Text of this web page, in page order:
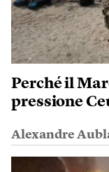
Perché il
pressione
Alexandre